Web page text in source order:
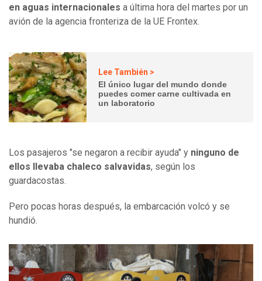
en aguas internacionales a última hora del martes por un
avión de la agencia fronteriza de la UE Frontex.
Lee También >
El único lugar del mundo donde
puedes comer carne cultivada en
un laboratorio
Los pasajeros "se negaron a recibir ayuda" y ninguno de
ellos llevaba chaleco salvavidas, según los
guardacostas.
Pero pocas horas después, la embarcación volcó y se
hundió.